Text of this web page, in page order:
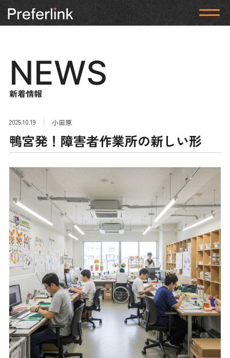
NEWS
新着情報
2025.10.19 小田原
鴨宮発！障害者作業所の新しい形